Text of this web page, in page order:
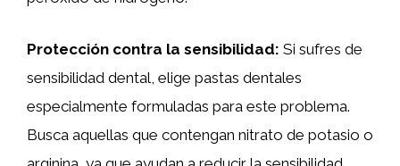
Protección contra la sensibilidad: Si sufres de
sensibilidad dental, elige pastas dentales
especialmente formuladas para este problema.
Busca aquellas que contengan nitrato de potasio o